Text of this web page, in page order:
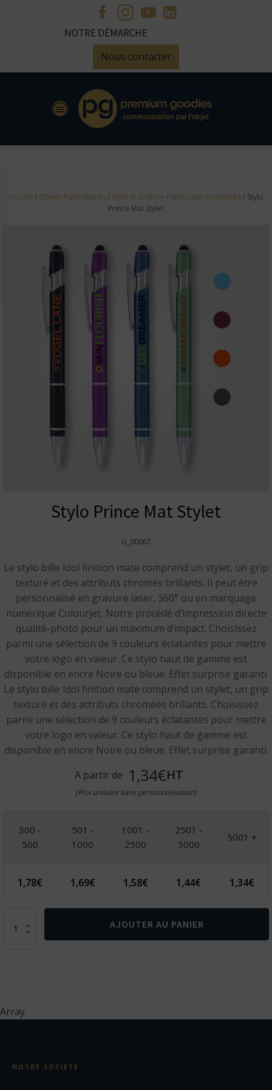
NOTRE DÉMARCHE
Nous contacter
Accueil / Objets Publicitaires/ Stylo et Ecriture / Stylos personnalisés/ Stylo
Prince Mat Stylet
Stylo Prince Mat Stylet
G_00067
Le stylo bille Idol finition mate comprend un stylet, un grip
texturé et des attributs chromés brillants. Il peut être
personnalisé en gravure laser, 360° ou en marquage
numérique Colourjet, Notre procédé d’impression directe
qualité-photo pour un maximum d’impact. Choisissez
parmi une sélection de 9 couleurs éclatantes pour mettre
votre logo en valeur. Ce stylo haut de gamme est
disponible en encre Noire ou bleue. Effet surprise garanti.
Le stylo bille Idol finition mate comprend un stylet, un grip
texturé et des attributs chromées brillants. Choisissez
parmi une sélection de 9 couleurs éclatantes pour mettre
votre logo en valeur. Ce stylo haut de gamme est
disponible en ‭encre Noire ou bleue. Effet surprise garanti.
A partir de 1,34€HT
(Prix unitaire sans personnalisation)
300 -
500
501 -
1000
1001 -
2500
2501 -
5000
5001 +
1,78€ 1,69€ 1,58€ 1,44€ 1,34€
AJOUTER AU PANIER
Array
NOTRE SOCIÉTÉ